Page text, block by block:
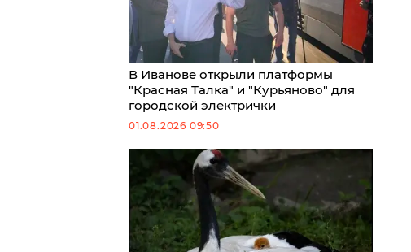
В Иванове открыли платформы
"Красная Талка" и "Курьяново" для
городской электрички
01.08.2026 09:50